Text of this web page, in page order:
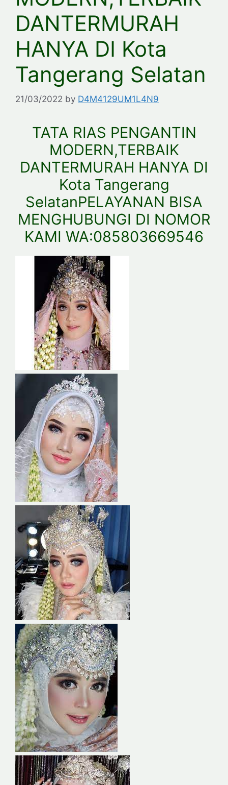
DANTERMURAH
HANYA DI Kota
Tangerang Selatan
21/03/2022 by D4M4129UM1L4N9
TATA RIAS PENGANTIN
MODERN,TERBAIK
DANTERMURAH HANYA DI
Kota Tangerang
SelatanPELAYANAN BISA
MENGHUBUNGI DI NOMOR
KAMI WA:085803669546